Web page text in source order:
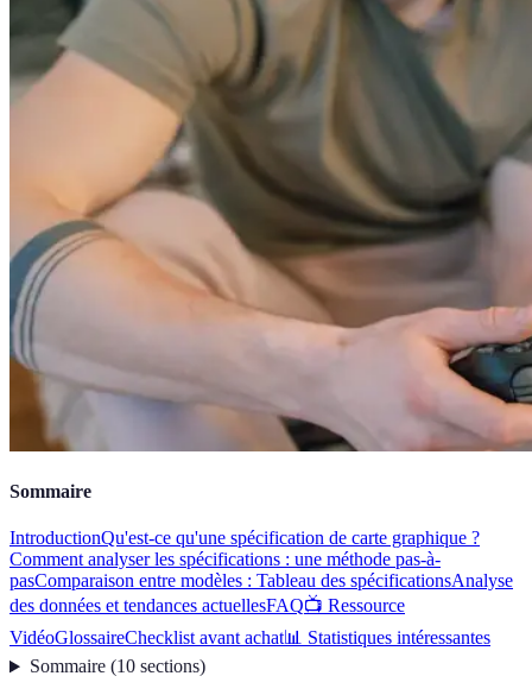
Sommaire
IntroductionQu'est-ce qu'une spécification de carte graphique ?
Comment analyser les spécifications : une méthode pas-à-
pasComparaison entre modèles : Tableau des spécificationsAnalyse
des données et tendances actuellesFAQ📺 Ressource
VidéoGlossaireChecklist avant achat📊 Statistiques intéressantes
Sommaire(10 sections)